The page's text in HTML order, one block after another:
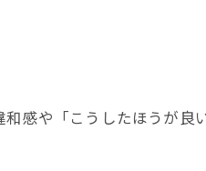
長を示す
き方
感や「こうしたほうが良